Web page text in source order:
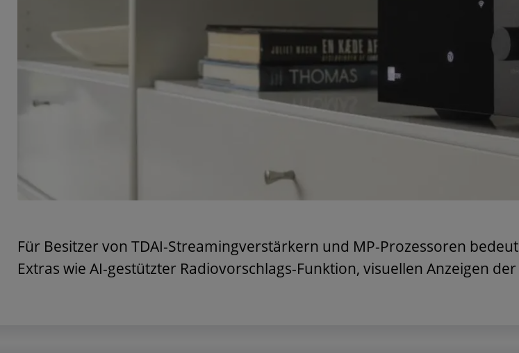
Für Besitzer von TDAI-Streamingverstärkern und MP-Prozessoren
Extras wie AI-gestützter Radiovorschlags-Funktion, visuellen Anzeigen